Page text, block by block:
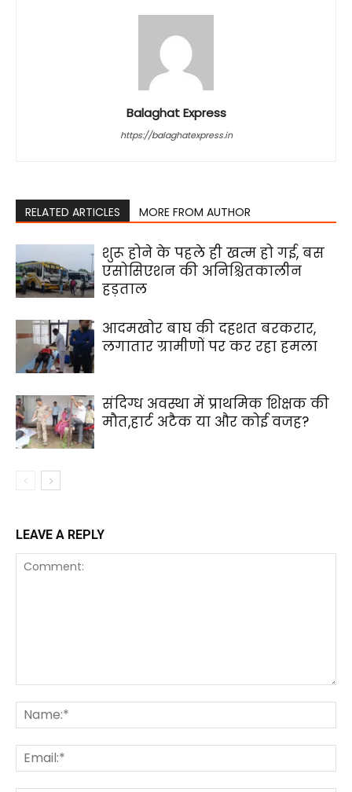
Balaghat Express
https://balaghatexpress.in
RELATED ARTICLES MORE FROM AUTHOR
शुरू होने के पहले ही खत्म हो गई, बस
एसोसिएशन की अनिश्चितकालीन
हड़ताल
आदमखोर बाघ की दहशत बरकरार,
लगातार ग्रामीणों पर कर रहा हमला
संदिग्ध अवस्था में प्राथमिक शिक्षक की
मौत,हार्ट अटैक या और कोई वजह?
LEAVE A REPLY